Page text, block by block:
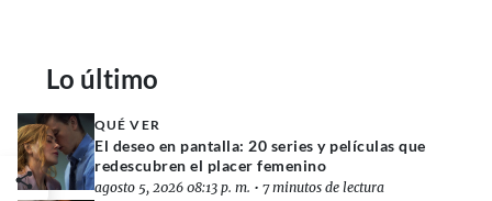
Lo último
QUÉ VER
El deseo en pantalla: 20 series y películas que
redescubren el placer femenino
agosto 5, 2026 08:13 p. m. • 7 minutos de lectura